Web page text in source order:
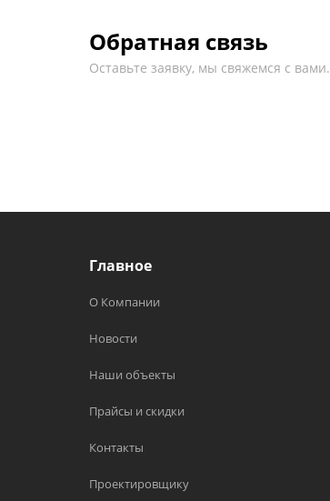
Обратная связь
Оставьте заявку, мы свяжемся с вами.
Главное
О Компании
Новости
Наши объекты
Прайсы и скидки
Контакты
Проектировщику